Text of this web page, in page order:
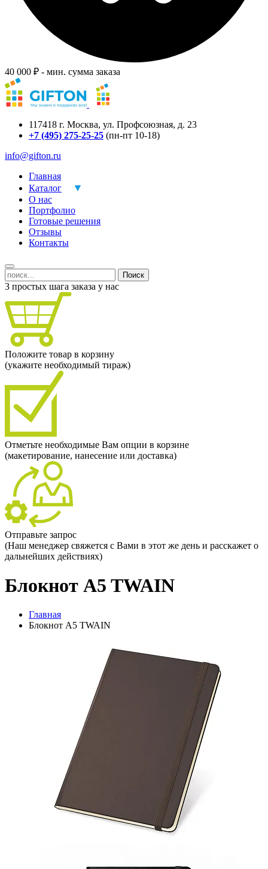
40 000 ₽ - мин. сумма заказа
117418 г. Москва, ул. Профсоюзная, д. 23
+7 (495) 275-25-25 (пн-пт 10-18)
info@gifton.ru
Главная
Каталог
О нас
Портфолио
Готовые решения
Отзывы
Контакты
Поиск
3 простых шага заказа у нас
Положите товар в корзину
(укажите необходимый тираж)
Отметьте необходимые Вам опции в корзине
(макетирование, нанесение или доставка)
Отправьте запрос
(Наш менеджер свяжется с Вами в этот же день и расскажет о
дальнейших действиях)
Блокнот A5 TWAIN
Главная
Блокнот A5 TWAIN